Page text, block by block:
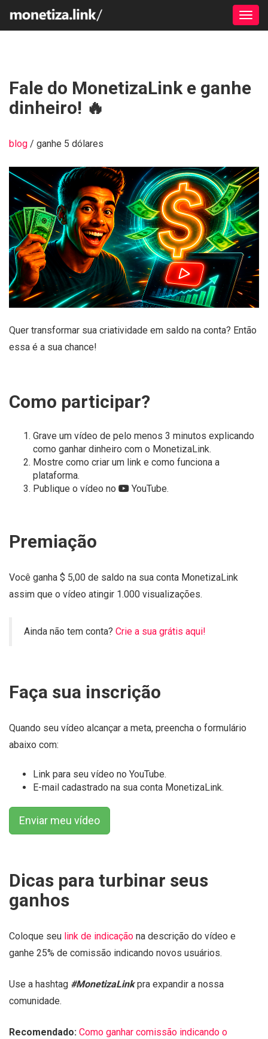
Fale do MonetizaLink e ganhe
dinheiro! 🔥
blog / ganhe 5 dólares
Quer transformar sua criatividade em saldo na conta? Então
essa é a sua chance!
Como participar?
Grave um vídeo de pelo menos 3 minutos explicando
como ganhar dinheiro com o MonetizaLink.
Mostre como criar um link e como funciona a
plataforma.
Publique o vídeo no
YouTube.
Premiação
Você ganha $ 5,00 de saldo na sua conta MonetizaLink
assim que o vídeo atingir 1.000 visualizações.
Ainda não tem conta? Crie a sua grátis aqui!
Faça sua inscrição
Quando seu vídeo alcançar a meta, preencha o formulário
abaixo com:
Link para seu vídeo no YouTube.
E-mail cadastrado na sua conta MonetizaLink.
Enviar meu vídeo
Dicas para turbinar seus
ganhos
Coloque seu link de indicação na descrição do vídeo e
ganhe 25% de comissão indicando novos usuários.
Use a hashtag #MonetizaLinkpra expandir a nossa
comunidade.
Recomendado: Como ganhar comissão indicando o